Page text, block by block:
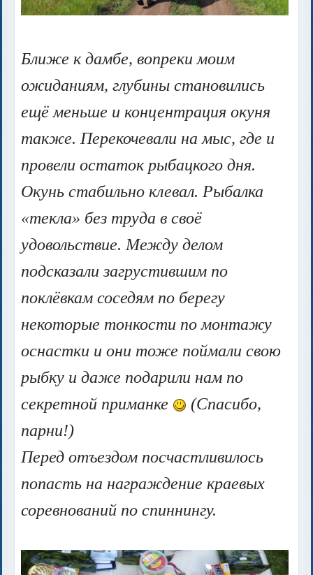
Ближе к дамбе, вопреки моим
ожиданиям, глубины становились
ещё меньше и концентрация окуня
также. Перекочевали на мыс, где и
провели остаток рыбацкого дня.
Окунь стабильно клевал. Рыбалка
«текла» без труда в своё
удовольствие. Между делом
подсказали загрустившим по
поклёвкам соседям по берегу
некоторые тонкости по монтажу
оснастки и они тоже поймали свою
рыбку и даже подарили нам по
секретной приманке
(Спасибо,
парни!)
Перед отъездом посчастливилось
попасть на награждение краевых
соревнований по спиннингу.